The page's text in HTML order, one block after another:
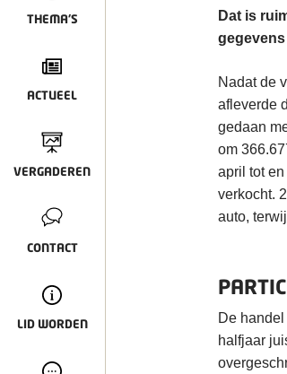
THEMA'S
ACTUEEL
VERGADEREN
CONTACT
LID WORDEN
Dat is
gegevens
Nadat de
afleverde
gedaan
om
april tot
verkocht.
auto,
De
halfjaar